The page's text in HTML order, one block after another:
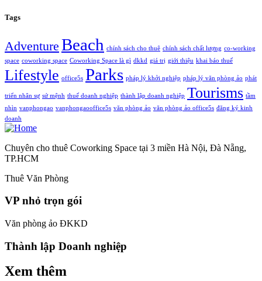
Tags
Adventure Beach chính sách cho thuê chính sách chất lượng co-working
space coworking space Coworking Space là gì dkkd giá trị giới thiệu khai báo thuế
Lifestyle office5s Parks pháp lý khởi nghiệp pháp lý văn phòng ảo phát
triển nhân sự sứ mệnh thuế doanh nghiệp thành lập doanh nghiệp Tourisms tầm
nhìn vanphongao vanphongaooffice5s văn phòng ảo văn phòng ảo office5s đăng ký kinh
doanh
Chuyên cho thuê Coworking Space tại 3 miền Hà Nội, Đà Nẵng,
TP.HCM
Thuê Văn Phòng
VP nhỏ trọn gói
Văn phòng ảo ĐKKD
Thành lập Doanh nghiệp
Xem thêm